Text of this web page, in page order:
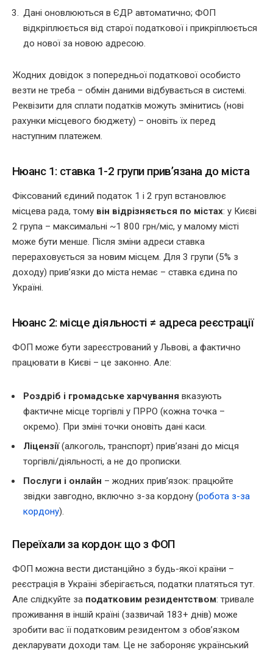
Дані оновлюються в ЄДР автоматично; ФОП
відкріплюється від старої податкової і прикріплюється
до нової за новою адресою.
Жодних довідок з попередньої податкової особисто
везти не треба – обмін даними відбувається в системі.
Реквізити для сплати податків можуть змінитись (нові
рахунки місцевого бюджету) – оновіть їх перед
наступним платежем.
Нюанс 1: ставка 1-2 групи прив’язана до міста
Фіксований єдиний податок 1 і 2 груп встановлює
місцева рада, тому він відрізняється по містах: у Києві
2 група – максимальні ~1 800 грн/міс, у малому місті
може бути менше. Після зміни адреси ставка
перераховується за новим місцем. Для 3 групи (5% з
доходу) прив’язки до міста немає – ставка єдина по
Україні.
Нюанс 2: місце діяльності ≠ адреса реєстрації
ФОП може бути зареєстрований у Львові, а фактично
працювати в Києві – це законно. Але:
Роздріб і громадське харчування вказують
фактичне місце торгівлі у ПРРО (кожна точка –
окремо). При зміні точки оновіть дані каси.
Ліцензії(алкоголь, транспорт) прив’язані до місця
торгівлі/діяльності, а не до прописки.
Послуги і онлайн – жодних прив’язок: працюйте
звідки завгодно, включно з-за кордону (робота з-за
кордону).
Переїхали за кордон: що з ФОП
ФОП можна вести дистанційно з будь-якої країни –
реєстрація в Україні зберігається, податки платяться тут.
Але слідкуйте за податковим резидентством: тривале
проживання в іншій країні (зазвичай 183+ днів) може
зробити вас її податковим резидентом з обов’язком
декларувати доходи там. Це не забороняє український